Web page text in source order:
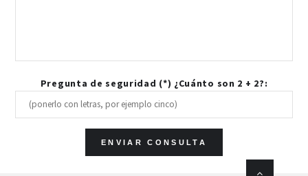
Pregunta de seguridad (*) ¿Cuánto son 2 + 2?: